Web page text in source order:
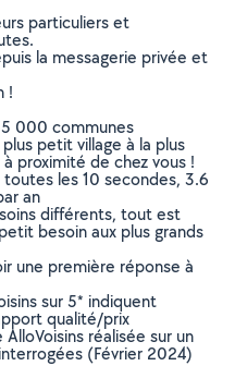
particuliers et
la messagerie privée et
!
000 communes
petit village à la plus
proximité de chez vous !
les 10 secondes, 3.6
an
différents, tout est
besoin aux plus grands
une première réponse à
sur 5* indiquent
qualité/prix
réalisée sur un
(Février 2024)